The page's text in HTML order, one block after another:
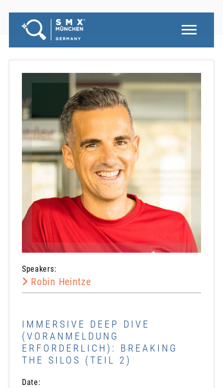
Speakers:
Robin Heintze
IMMERSIVE DEEP DIVE
(VORANMELDUNG
ERFORDERLICH): BREAKING
THE SILOS (TEIL 2)
Date: